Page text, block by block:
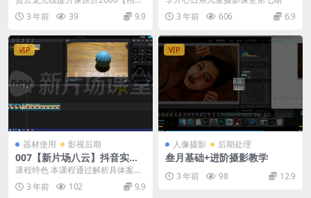
超清】
3 年前 39 9.9
3 年前
606 6.9
VIP
器材使用 影视后期
007【新片场八云】抖音实战
攻略：从0开始打造爆款抖音
号
课程特色 本课程通过解析具体案
例： 抖音爆款--仪式感换装实战 带
你揭秘爆款技术...
3 年前 102 9.9
VIP
人像摄影 后期处理
叁月基础+进阶摄影教学
3 年前 98 12.9